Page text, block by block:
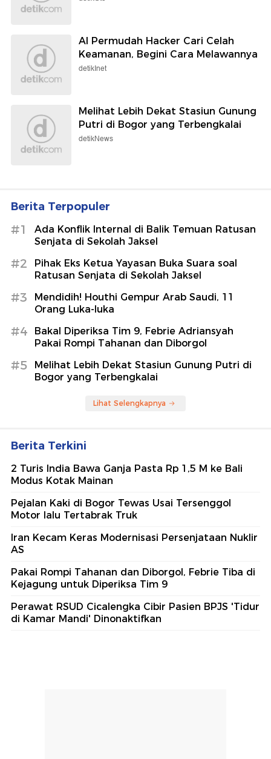
AI Permudah Hacker Cari Celah
Keamanan, Begini Cara Melawannya
detikInet
Melihat Lebih Dekat Stasiun Gunung
Putri di Bogor yang Terbengkalai
detikNews
Berita Terpopuler
#1
Ada Konflik Internal di Balik Temuan Ratusan
Senjata di Sekolah Jaksel
#2
Pihak Eks Ketua Yayasan Buka Suara soal
Ratusan Senjata di Sekolah Jaksel
#3
Mendidih! Houthi Gempur Arab Saudi, 11
Orang Luka-luka
#4
Bakal Diperiksa Tim 9, Febrie Adriansyah
Pakai Rompi Tahanan dan Diborgol
#5
Melihat Lebih Dekat Stasiun Gunung Putri di
Bogor yang Terbengkalai
Lihat Selengkapnya
Berita Terkini
2 Turis India Bawa Ganja Pasta Rp 1,5 M ke Bali
Modus Kotak Mainan
Pejalan Kaki di Bogor Tewas Usai Tersenggol
Motor lalu Tertabrak Truk
Iran Kecam Keras Modernisasi Persenjataan Nuklir
AS
Pakai Rompi Tahanan dan Diborgol, Febrie Tiba di
Kejagung untuk Diperiksa Tim 9
Perawat RSUD Cicalengka Cibir Pasien BPJS 'Tidur
di Kamar Mandi' Dinonaktifkan